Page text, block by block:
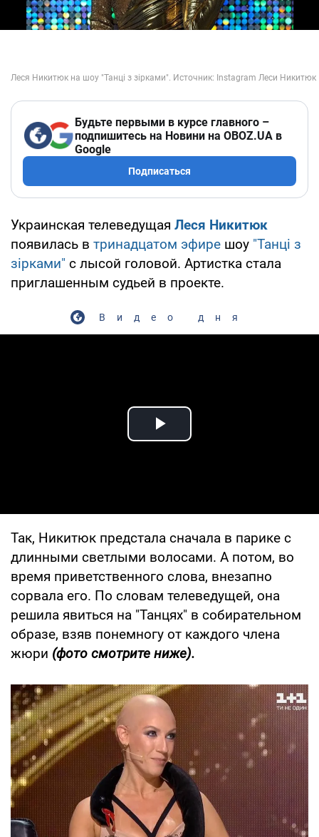
Будьте первыми в курсе главного –
подпишитесь на Новини на OBOZ.UA в
Google
Подписаться
Украинская телеведущая Леся Никитюк
появилась в тринадцатом эфире шоу "Танці з
зірками" с лысой головой. Артистка стала
приглашенным судьей в проекте.
Видео дня
Play Video
Так, Никитюк предстала сначала в парике с
длинными светлыми волосами. А потом, во
время приветственного слова, внезапно
сорвала его. По словам телеведущей, она
решила явиться на "Танцях" в собирательном
образе, взяв понемногу от каждого члена
жюри (фото смотрите ниже).